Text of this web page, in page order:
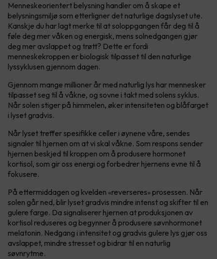
Menneskeorientert belysning handler om å skape et
belysningsmiljø som etterligner det naturlige dagslyset ute.
Kanskje du har lagt merke til at soloppgangen får deg til å
føle deg mer våken og energisk, mens solnedgangen gjør
deg mer avslappet og trøtt? Dette er fordi
menneskekroppen er biologisk tilpasset til den naturlige
lyssyklusen gjennom dagen.
Gjennom mange millioner år med naturlig lys har mennesker
tilpasset seg til å våkne, og sovne i takt med solens syklus.
Når solen stiger på himmelen, øker intensiteten og blåfarget
i lyset gradvis.
Når lyset treffer spesifikke celler i øynene våre, sendes
signaler til hjernen om at vi skal våkne. Som respons sender
hjernen beskjed til kroppen om å produsere hormonet
kortisol, som gir oss energi og forbedrer hjernens evne til å
fokusere.
På ettermiddagen og kvelden «reverseres» prosessen. Når
solen går ned, blir lyset gradvis mindre intenst og skifter til en
gulere farge. Da signaliserer hjernen at produksjonen av
kortisol reduseres og begynner å produsere søvnhormonet
melatonin. Nedgang i intensitet og gradvis gulere lys gjør oss
avslappet, mindre stresset og bidrar til en naturlig
søvnrytme.